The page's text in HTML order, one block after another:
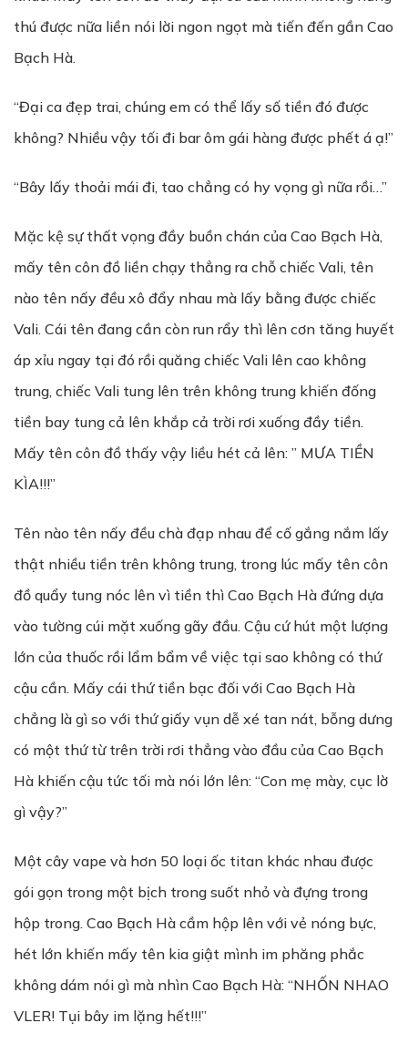
thú được nữa liền nói lời ngon ngọt mà tiến đến gần Cao
Bạch Hà.
“Đại ca đẹp trai, chúng em có thể lấy số tiền đó được
không? Nhiều vậy tối đi bar ôm gái hàng được phết á ạ!”
“Bây lấy thoải mái đi, tao chẳng có hy vọng gì nữa rồi…”
Mặc kệ sự thất vọng đầy buồn chán của Cao Bạch Hà,
mấy tên côn đồ liền chạy thẳng ra chỗ chiếc Vali, tên
nào tên nấy đều xô đẩy nhau mà lấy bằng được chiếc
Vali. Cái tên đang cần còn run rẩy thì lên cơn tăng huyết
áp xỉu ngay tại đó rồi quăng chiếc Vali lên cao không
trung, chiếc Vali tung lên trên không trung khiến đống
tiền bay tung cả lên khắp cả trời rơi xuống đầy tiền.
Mấy tên côn đồ thấy vậy liều hét cả lên: ” MƯA TIỀN
KÌA!!!”
Tên nào tên nấy đều chà đạp nhau để cố gắng nắm lấy
thật nhiều tiền trên không trung, trong lúc mấy tên côn
đồ quẩy tung nóc lên vì tiền thì Cao Bạch Hà đứng dựa
vào tường cúi mặt xuống gãy đầu. Cậu cứ hút một lượng
lớn của thuốc rồi lẩm bẩm về việc tại sao không có thứ
cậu cần. Mấy cái thứ tiền bạc đối với Cao Bạch Hà
chẳng là gì so với thứ giấy vụn dễ xé tan nát, bỗng dưng
có một thứ từ trên trời rơi thẳng vào đầu của Cao Bạch
Hà khiến cậu tức tối mà nói lớn lên: “Con mẹ mày, cục lờ
gì vậy?”
Một cây vape và hơn 50 loại ốc titan khác nhau được
gói gọn trong một bịch trong suốt nhỏ và đựng trong
hộp trong. Cao Bạch Hà cầm hộp lên với vẻ nóng bực,
hét lớn khiến mấy tên kia giật mình im phăng phắc
không dám nói gì mà nhìn Cao Bạch Hà: “NHỐN NHAO
VLER! Tụi bây im lặng hết!!!”